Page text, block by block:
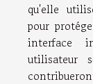
qu'elle
pour
interface
utilisateur